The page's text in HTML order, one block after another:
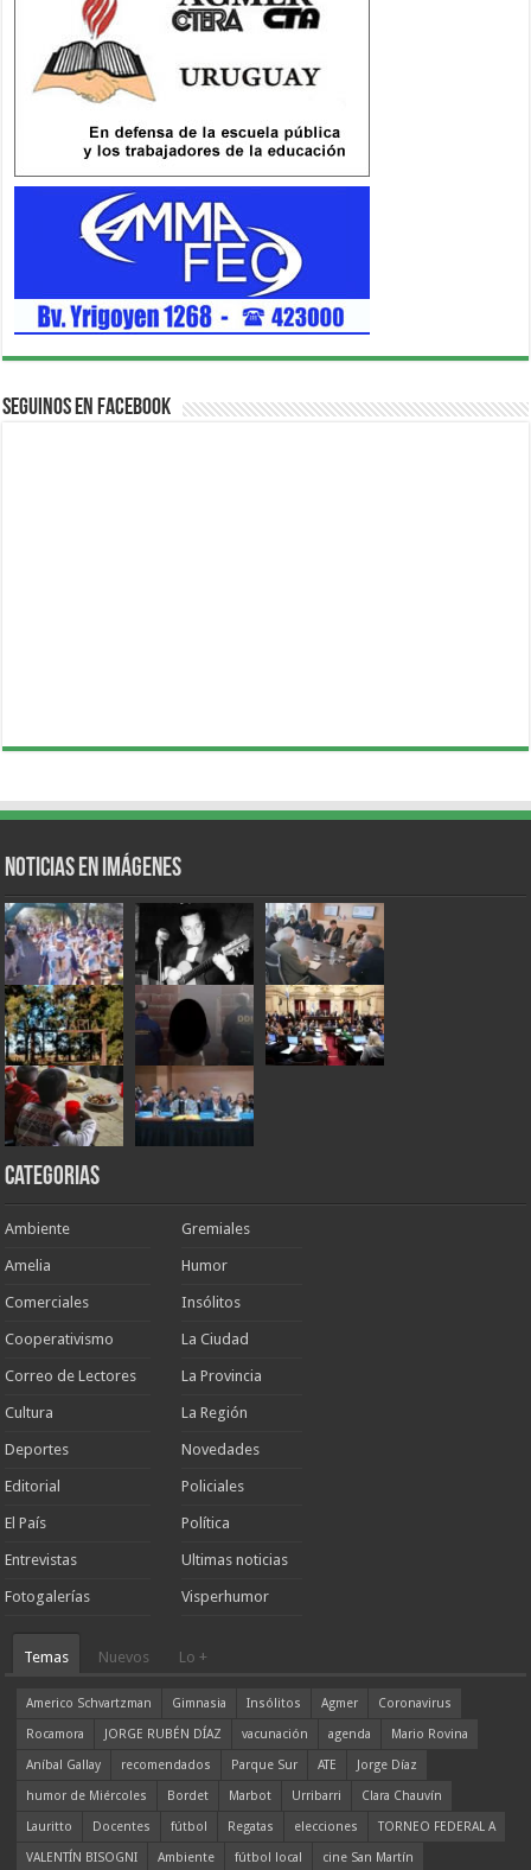
Seguinos en Facebook
Noticias en Imágenes
Categorias
Ambiente
Amelia
Comerciales
Cooperativismo
Correo de Lectores
Cultura
Deportes
Editorial
El País
Entrevistas
Fotogalerías
Gremiales
Humor
Insólitos
La Ciudad
La Provincia
La Región
Novedades
Policiales
Política
Ultimas noticias
Visperhumor
Temas Nuevos Lo +
Americo Schvartzman Gimnasia Insólitos Agmer
Coronavirus
Rocamora
JORGE RUBÉN DÍAZ vacunación agenda
Mario Rovina
Aníbal Gallay
recomendados Parque Sur ATE
Jorge Díaz
humor de Miércoles
Bordet Marbot Urribarri
Clara Chauvín
Lauritto
Docentes fútbol Regatas elecciones
TORNEO FEDERAL A
VALENTÍN BISOGNI
Ambiente fútbol local cine San Martín